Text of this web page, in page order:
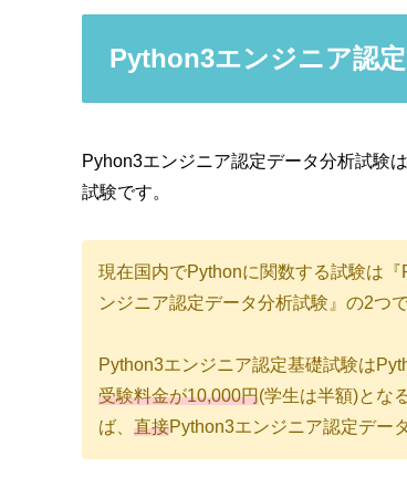
Python3エンジニア認
Pyhon3エンジニア認定データ分析試験
試験です。
現在国内でPythonに関数する試験は
ンジニア認定データ分析試験』の2つで
Python3エンジニア認定基礎試験は
受験料金が10,000円(学生は半額)とな
ば、 直接Python3エンジニア認定デー